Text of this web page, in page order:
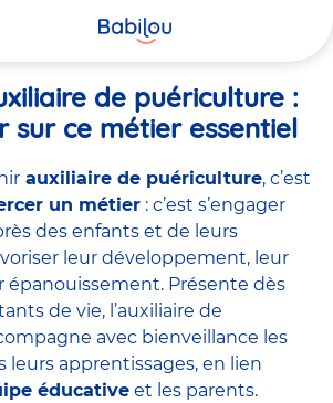
de puériculture :
sur ce métier essentiel
auxiliaire de puériculture, c’est
un métier : c’est s’engager
des enfants et de leurs
leur développement, leur
épanouissement. Présente dès
de vie, l’auxiliaire de
avec bienveillance les
leurs apprentissages, en lien
éducative et les parents.